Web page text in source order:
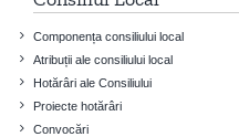
Componența consiliului local
Atribuții ale consiliului local
Hotărâri ale Consiliului
Proiecte hotărâri
Convocări